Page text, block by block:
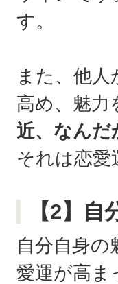
す。
また、他
高め、魅力
近、なんだ
それは恋
【2】
自分自身
愛運が高ま